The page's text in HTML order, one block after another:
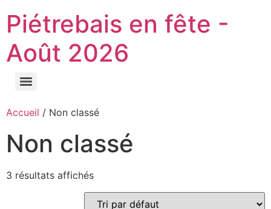
Piétrebais en fête -
Août 2026
Accueil / Non classé
Non classé
3 résultats affichés